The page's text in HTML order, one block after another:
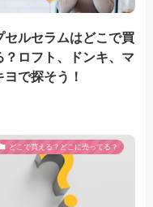
セルセラムはどこで買
？ロフト、ドンキ、マ
ヨで探そう！
どこで買える？どこに売ってる？